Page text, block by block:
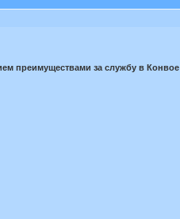
преимуществами за службу в Конвое